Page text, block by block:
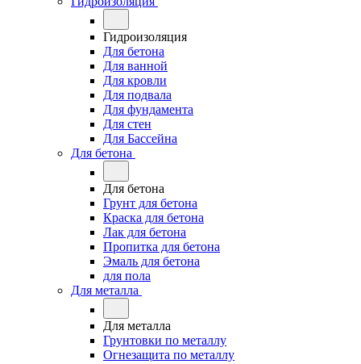
Гидроизоляция
Для бетона
Для ванной
Для кровли
Для подвала
Для фундамента
Для стен
Для Бассейна
Для бетона
Для бетона
Грунт для бетона
Краска для бетона
Лак для бетона
Пропитка для бетона
Эмаль для бетона
для пола
Для металла
Для металла
Грунтовки по металлу
Огнезащита по металлу